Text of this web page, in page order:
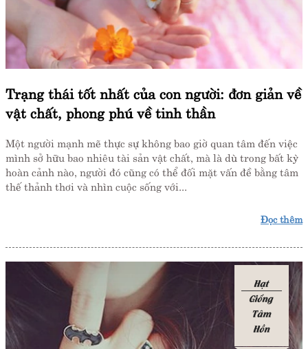
Trạng thái tốt nhất của con người: đơn giản về
vật chất, phong phú về tinh thần
Một người mạnh mẽ thực sự không bao giờ quan tâm đến việc
mình sở hữu bao nhiêu tài sản vật chất, mà là dù trong bất kỳ
hoàn cảnh nào, người đó cũng có thể đối mặt vấn đề bằng tâm
thế thảnh thơi và nhìn cuộc sống với...
Đọc thêm
Hạt
Giống
Tâm
Hồn